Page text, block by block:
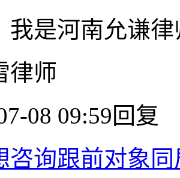
我是河南允谦
律师
08 09:59回复
咨询跟前对象